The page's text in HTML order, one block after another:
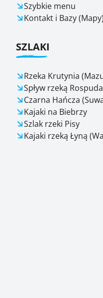
Szybkie menu
Kontakt i Bazy (Mapy)
SZLAKI
Rzeka Krutynia
Spływ rzeką Rospuda
Czarna Hańcza
Kajaki na Biebrzy
Szlak rzeki Pisy
Kajaki rzeką Łyną